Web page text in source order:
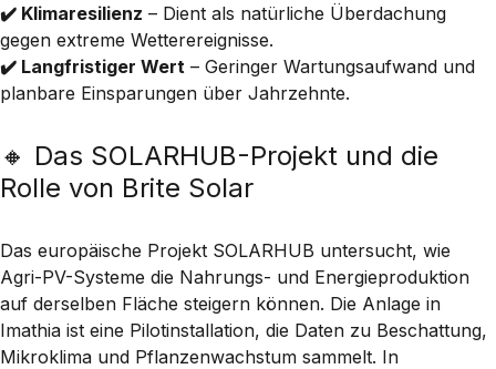
✔️ Klimaresilienz – Dient als natürliche Überdachung
gegen extreme Wetterereignisse.
✔️ Langfristiger Wert – Geringer Wartungsaufwand und
planbare Einsparungen über Jahrzehnte.
🔸 Das SOLARHUB-Projekt und die
Rolle von Brite Solar
Das europäische Projekt SOLARHUB untersucht, wie
Agri-PV-Systeme die Nahrungs- und Energieproduktion
auf derselben Fläche steigern können. Die Anlage in
Imathia ist eine Pilotinstallation, die Daten zu Beschattung,
Mikroklima und Pflanzenwachstum sammelt. In